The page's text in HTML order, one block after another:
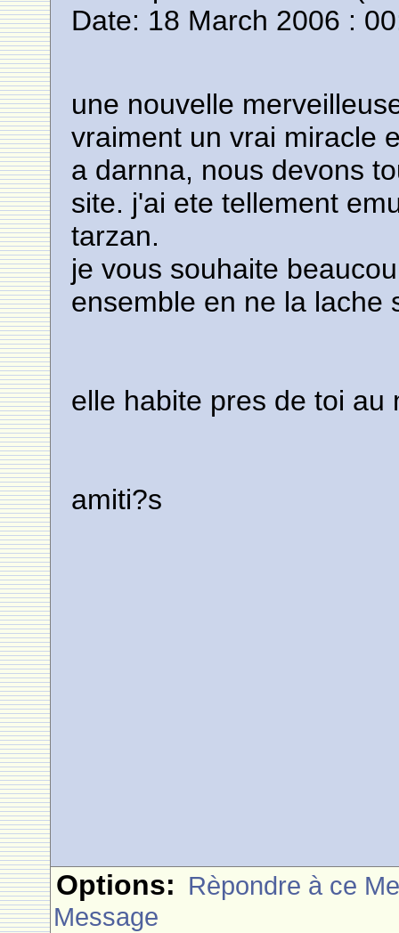
Date: 18 March 2006 :
une nouvelle
vraiment un vrai miracle
a darnna, nous devons
site. j'ai ete tellement
tarzan.
je vous souhaite
ensemble en ne la lache
elle habite pres de toi au
amiti?s
Options: Rèpondre à ce
Message